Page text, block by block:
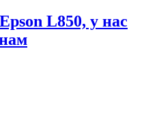
L850, у нас